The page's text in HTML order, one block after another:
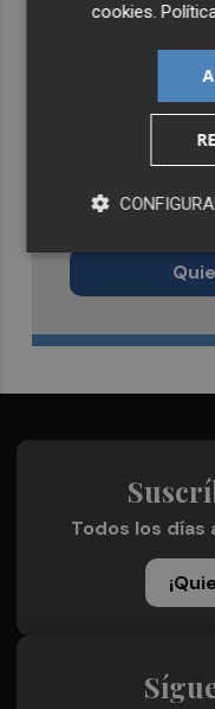
Recibe
Todos los días
cookies.